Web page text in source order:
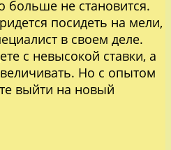
больше не становится.
посидеть на мели,
в своем деле.
с невысокой ставки, а
Но с опытом
выйти на новый